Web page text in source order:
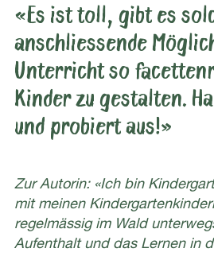
«Es ist toll, gibt es
anschliessende
Unterricht so
Kinder zu gestalten.
und probiert aus!»
Zur Autorin: «Ich bin
mit meinen
regelmässig im Wald
Aufenthalt und das Lernen in